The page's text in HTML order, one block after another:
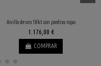
Anillo de oro 18kt con piedras rojas
1.176,00 €
COMPRAR